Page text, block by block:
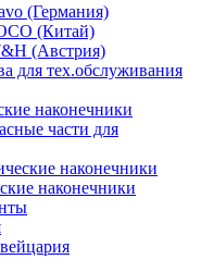
(Германия)
(Китай)
(Австрия)
для тех.обслуживания
наконечники
части для
наконечники
наконечники